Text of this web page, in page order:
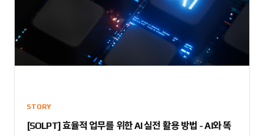
STORY
[SOLPT] 효율적 업무를 위한 AI 실전 활용 방법 - AI와 똑